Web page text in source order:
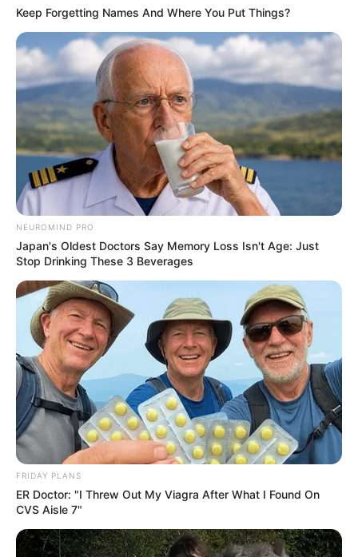
Keep Forgetting Names And Where You Put Things?
NEUROMIND PRO
Japan's Oldest Doctors Say Memory Loss Isn't Age: Just
Stop Drinking These 3 Beverages
FRIDAY PLANS
ER Doctor: "I Threw Out My Viagra After What I Found On
CVS Aisle 7"